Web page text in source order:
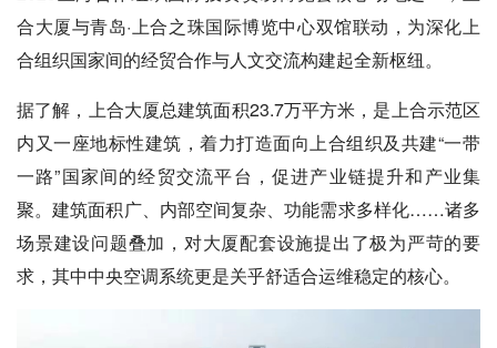
合大厦与青岛·上合之珠国际博览中心双馆联动，为深化上
合组织国家间的经贸合作与人文交流构建起全新枢纽。
据了解，上合大厦总建筑面积23.7万平方米，是上合示范区
内又一座地标性建筑，着力打造面向上合组织及共建“一带
一路”国家间的经贸交流平台，促进产业链提升和产业集
聚。建筑面积广、内部空间复杂、功能需求多样化……诸多
场景建设问题叠加，对大厦配套设施提出了极为严苛的要
求，其中中央空调系统更是关乎舒适合运维稳定的核心。